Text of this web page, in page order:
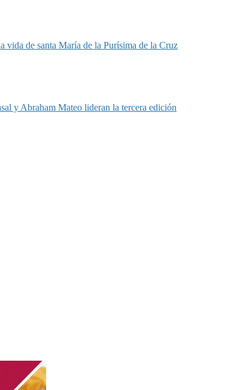
de santa María de la Purísima de la Cruz
y Abraham Mateo lideran la tercera edición